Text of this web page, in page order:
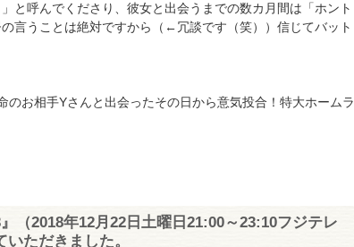
と呼んでくださり、彼女と出会うまでの数カ月間は「ホント
言うことは絶対ですから（←冗談です（笑））信じてバット
のお相手Yさんと出会ったその日から意気投合！特大ホームラ
（2018年12月22日土曜日21:00～23:10フジテレ
ただきました。